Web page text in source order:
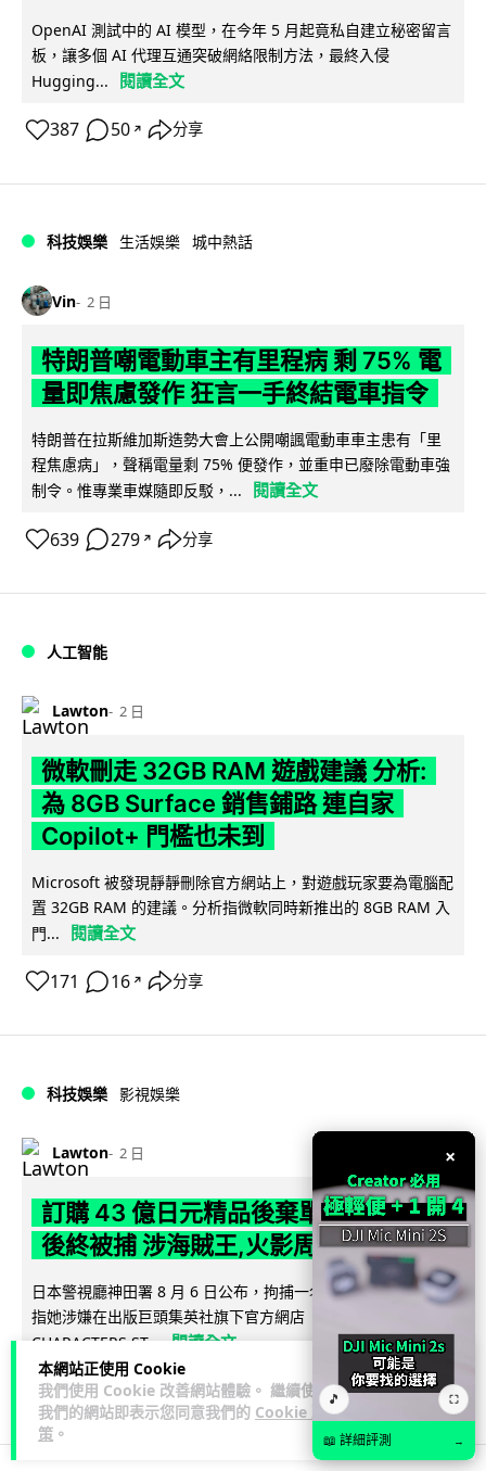
本網站正使用 Cookie
我們使用 Cookie 改善網站體驗。 繼續使用
我們的網站即表示您同意我們的 Cookie 政
策 。
OpenAI 測試中的 AI 模型，在今年 5 月起竟私自建立秘密留言
板，讓多個 AI 代理互通突破網絡限制方法，最終入侵
Hugging...
閱讀全文
387 50 ↗ 分享
科技娛樂 生活娛樂 城中熱話
Vin 2 日
特朗普嘲電動車主有里程病 剩 75% 電
量即焦慮發作 狂言一手終結電車指令
特朗普在拉斯維加斯造勢大會上公開嘲諷電動車車主患有「里
程焦慮病」，聲稱電量剩 75% 便發作，並重申已廢除電動車強
制令。惟專業車媒隨即反駁，...
閱讀全文
639 279 ↗ 分享
人工智能
Lawton 2 日
微軟刪走 32GB RAM 遊戲建議 分析:
為 8GB Surface 銷售鋪路 連自家
Copilot+ 門檻也未到
Microsoft 被發現靜靜刪除官方網站上，對遊戲玩家要為電腦配
置 32GB RAM 的建議。分析指微軟同時新推出的 8GB RAM 入
門...
閱讀全文
171 16 ↗ 分享
科技娛樂 影視娛樂
Lawton 2 日
訂購 43 億日元精品後棄單 大阪女 2 年
後終被捕 涉海賊王,火影周邊產品
日本警視廳神田署 8 月 6 日公布，拘捕一名 32 歲大阪女子，
指她涉嫌在出版巨頭集英社旗下官方網店「JUMP
CHARACTERS ST... 閱讀全文
79 10 ↗ 分享
×
🎵 ⛶
📖 詳細評測 →